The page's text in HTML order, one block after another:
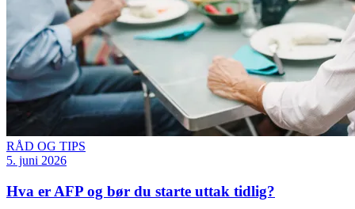
RÅD OG TIPS
5. juni 2026
Hva er AFP og bør du starte uttak tidlig?